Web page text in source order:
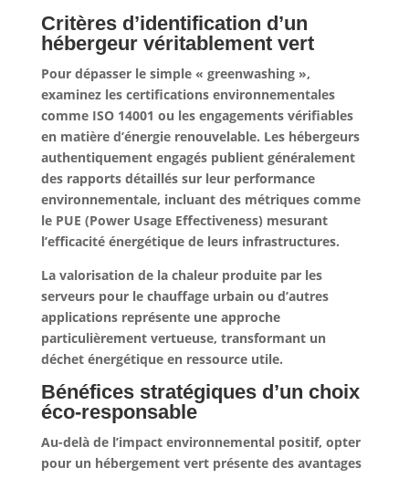
Critères d’identification d’un
hébergeur véritablement vert
Pour dépasser le simple « greenwashing »,
examinez les certifications environnementales
comme ISO 14001 ou les engagements vérifiables
en matière d’énergie renouvelable. Les hébergeurs
authentiquement engagés publient généralement
des rapports détaillés sur leur performance
environnementale, incluant des métriques comme
le PUE (Power Usage Effectiveness) mesurant
l’efficacité énergétique de leurs infrastructures.
La valorisation de la chaleur produite par les
serveurs pour le chauffage urbain ou d’autres
applications représente une approche
particulièrement vertueuse, transformant un
déchet énergétique en ressource utile.
Bénéfices stratégiques d’un choix
éco-responsable
Au-delà de l’impact environnemental positif, opter
pour un hébergement vert présente des avantages